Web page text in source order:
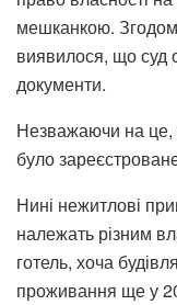
мешканкою. Згодом
виявилося, що суд
документи.
Незважаючи на це,
було
Нині нежитлові
належать різним
готель, хоча
проживання ще у